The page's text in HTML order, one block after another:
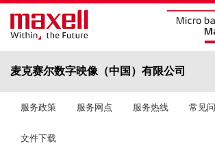
麦克赛尔数字映像（中国）有限公司
服务政策 服务网点 服务热线 常见
文件下载